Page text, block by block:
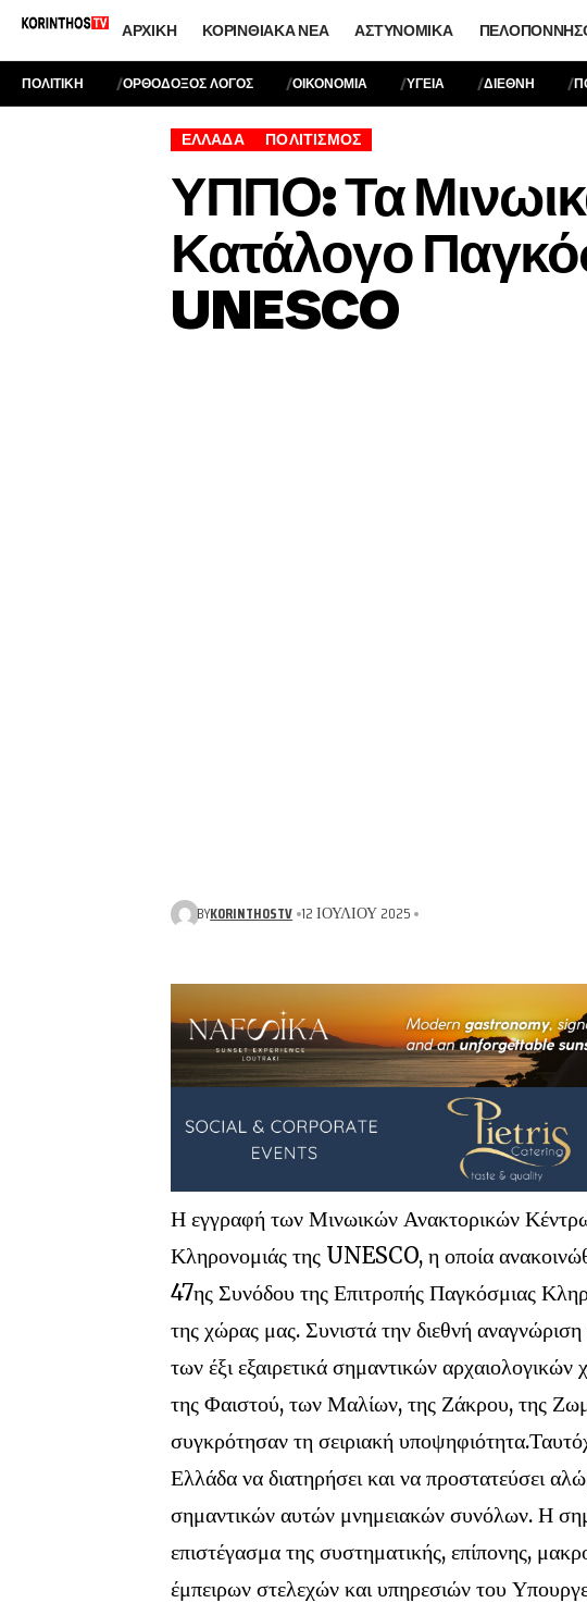
ΑΡΧΙΚΉ ΚΟΡΙΝΘΙΑΚΆ ΝΈΑ ΑΣΤΥΝΟΜΙΚΆ
ΠΟΛΙΤΙΚΗ ΟΡΘΟΔΟΞΟΣ ΛΟΓΟΣ ΟΙΚΟΝΟΜΙΑ ΥΓΕΙΑ ΔΙΕΘΝΗ
ΕΛΛΆΔΑ ΠΟΛΙΤΙΣΜΌΣ
ΥΠΠΟ: Τα
Κατάλογο
UNESCO
BYKORINTHOSTV 12 ΙΟΥΛΊΟΥ 2025
Η εγγραφή των Μινωικών Ανακτορικών
Κληρονομιάς της UNESCO, η οποία
47ης Συνόδου της Επιτροπής Παγκόσμιας
της χώρας μας. Συνιστά την διεθνή αναγνώριση
των έξι εξαιρετικά σημαντικών
της Φαιστού, των Μαλίων, της Ζάκρου, της
συγκρότησαν τη σειριακή
Ελλάδα να διατηρήσει και να προστατεύσει
σημαντικών αυτών μνημειακών συνόλων. Η
επιστέγασμα της συστηματικής, επίπονης,
έμπειρων στελεχών και υπηρεσιών του